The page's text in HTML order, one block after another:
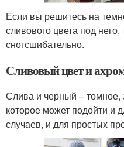
Если вы решитесь на
сливового цвета под него,
сногсшибательно.
Сливовый цвет и
Слива и черный – томное,
которое может подойти и
случаев, и для простых